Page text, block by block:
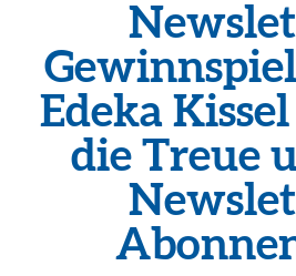
Edeka
die Treue